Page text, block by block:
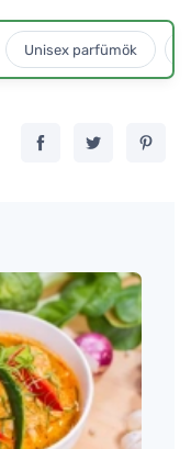
Unisex parfümök